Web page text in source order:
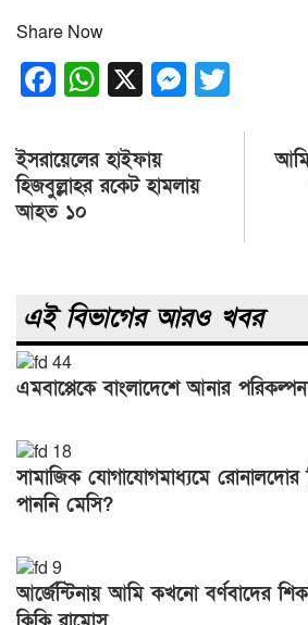
Share Now
Facebook
WhatsApp
X
Post
navigation
ইসরায়েলের হাইফায়
হিজবুল্লাহর রকেট হামলায়
আহত ১০
এই বিভাগের আরও খবর
এমবাপ্পেকে বাংলাদেশে আনার
সামাজিক যোগাযোগমাধ্যমে রোনালদোর
পাননি মেসি?
আর্জেন্টিনায় আমি কখনো বর্ণবাদের